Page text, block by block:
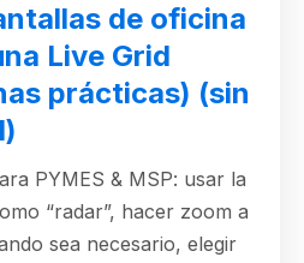
de oficina
Live Grid
prácticas) (sin
PYMES & MSP: usar la
“radar”, hacer zoom a
sea necesario, elegir